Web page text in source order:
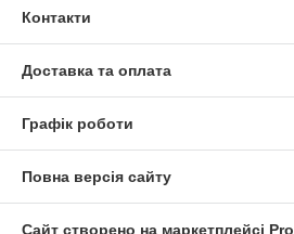
Контакти
Доставка та оплата
Графік роботи
Повна версія сайту
Сайт створено на маркетплейсі